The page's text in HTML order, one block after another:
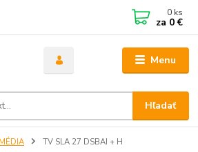
Menu
Hľadať
0 ks
za 0 €
TV SLA 27 DSBAI + H